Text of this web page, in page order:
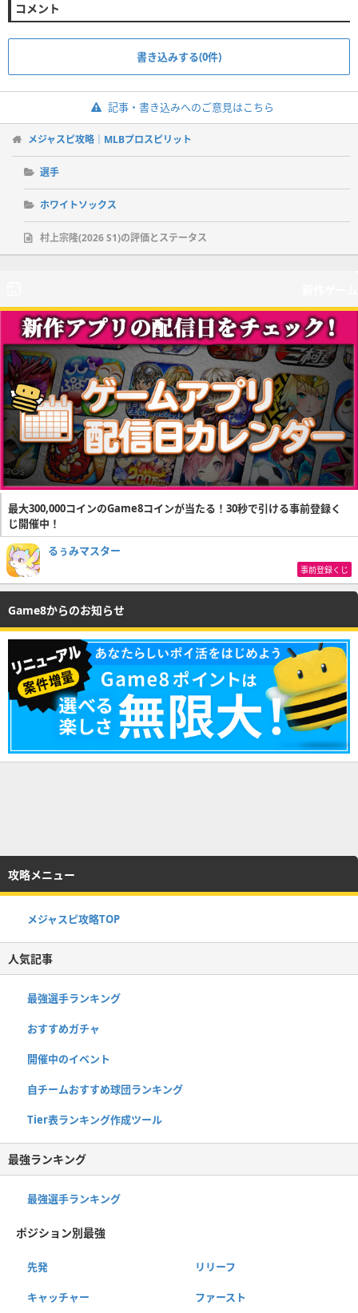
コメント
書き込みする(0件)
記事・書き込みへのご意見はこちら
メジャスピ攻略｜MLBプロスピリット
選手
ホワイトソックス
村上宗隆(2026 S1)の評価とステータス
最大300,000コインのGame8コインが当たる！30秒で引ける事前登録く
じ開催中！
るぅみマスター
事前登録くじ
Game8からのお知らせ
攻略メニュー
メジャスピ攻略TOP
人気記事
最強選手ランキング
おすすめガチャ
開催中のイベント
自チームおすすめ球団ランキング
Tier表ランキング作成ツール
最強ランキング
最強選手ランキング
ポジション別最強
先発 リリーフ
キャッチャー ファースト